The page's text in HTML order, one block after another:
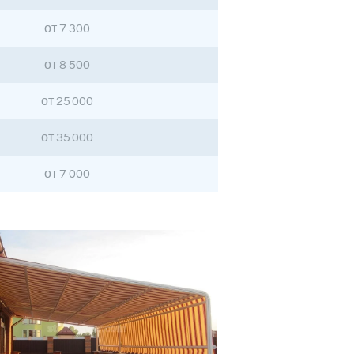
от 7 300
от 8 500
от 25 000
от 35 000
от 7 000